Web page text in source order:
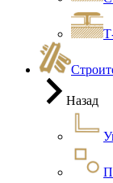
Назад